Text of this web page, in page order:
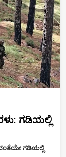
ಗಡಿಯಲ್ಲಿ
ಗಡಿಯಲ್ಲಿ